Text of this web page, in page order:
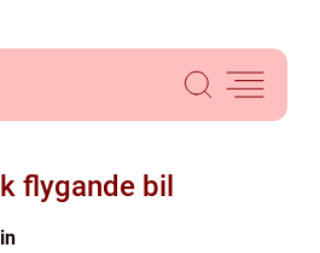
flygande bil